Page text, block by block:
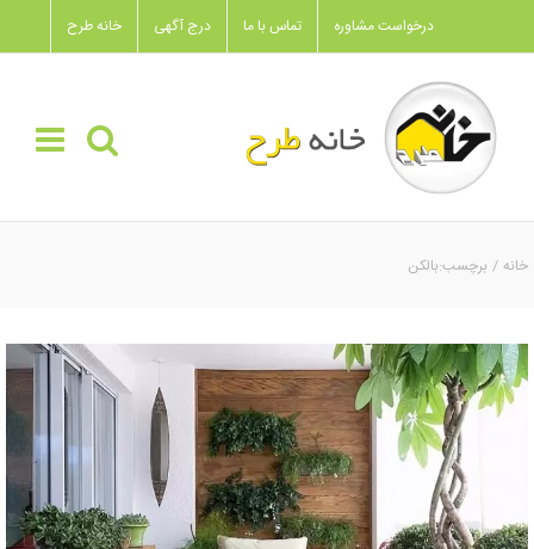
to
content
خانه طرح درج آگهی تماس با ما درخواست مشاوره
خانه برچسب:بالکن